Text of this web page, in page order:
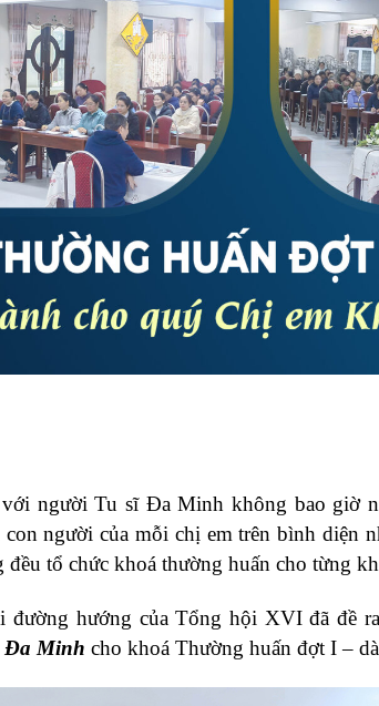
người Tu sĩ Đa Minh không bao giờ
con người của mỗi chị em trên bình diện
tổ chức khoá thường huấn cho từng
đường hướng của Tổng hội XVI đã đề
Đa Minh cho khoá Thường huấn đợt I –